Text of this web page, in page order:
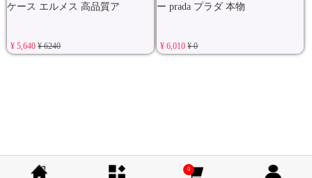
ケース エルメス 高品質ア
¥ 5,640¥ 6240
ー prada プラダ 本物
¥ 6,010¥ 0
0